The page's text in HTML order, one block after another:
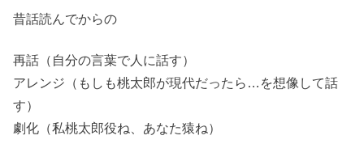
昔話読んでからの
再話（自分の言葉で人に話す）
アレンジ（もしも桃太郎が現代だったら…を想像して話
す）
劇化（私桃太郎役ね、あなた猿ね）